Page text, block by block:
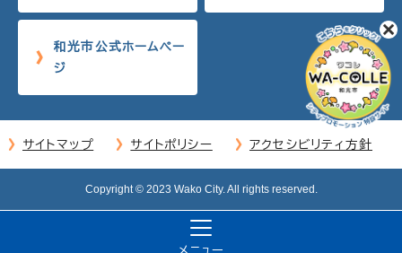
メニュー
和光市公式ホームペー
ジ
サイトマップ サイトポリシー アクセシビリティ方針
Copyright © 2023 Wako City. All rights reserved.